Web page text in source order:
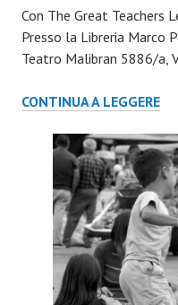
Con The Great Teachers
Presso la Libreria Marco
Teatro Malibran 5886/
CONTINUA A LEGGERE
4
16